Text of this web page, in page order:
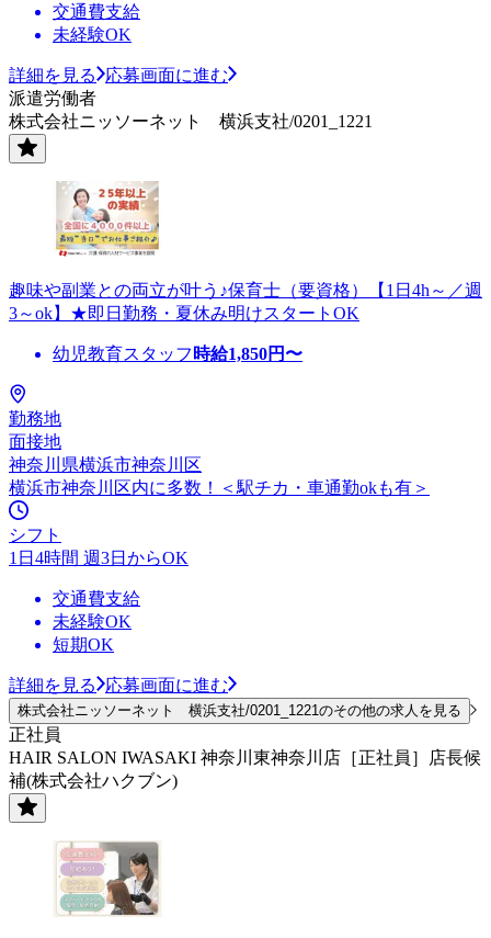
交通費支給
未経験OK
詳細を見る
応募画面に進む
派遣労働者
株式会社ニッソーネット 横浜支社/0201_1221
趣味や副業との両立が叶う♪保育士（要資格）【1日4h～／週
3～ok】★即日勤務・夏休み明けスタートOK
幼児教育スタッフ 時給1,850円〜
勤務地
面接地
神奈川県横浜市神奈川区
横浜市神奈川区内に多数！＜駅チカ・車通勤okも有＞
シフト
1日4時間 週3日からOK
交通費支給
未経験OK
短期OK
詳細を見る 応募画面に進む
株式会社ニッソーネット 横浜支社/0201_1221のその他の求人を見る
正社員
HAIR SALON IWASAKI 神奈川東神奈川店［正社員］店長候
補(株式会社ハクブン)